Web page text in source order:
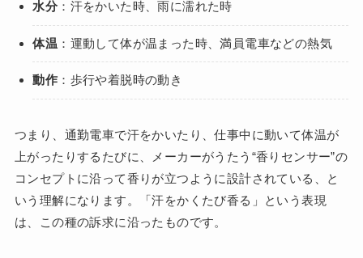
水分：汗をかいた時、雨に濡れた時
体温 ：運動して体が温まった時、満員電車などの熱気
動作 ：歩行や着脱時の動き
つまり、通勤電車で汗をかいたり、仕事中に動いて体温が
上がったりするたびに、メーカーがうたう“香りセンサー”の
コンセプトに沿って香りが立つように設計されている、と
いう理解になります。「汗をかくたび香る」という表現
は、この種の訴求に沿ったものです。